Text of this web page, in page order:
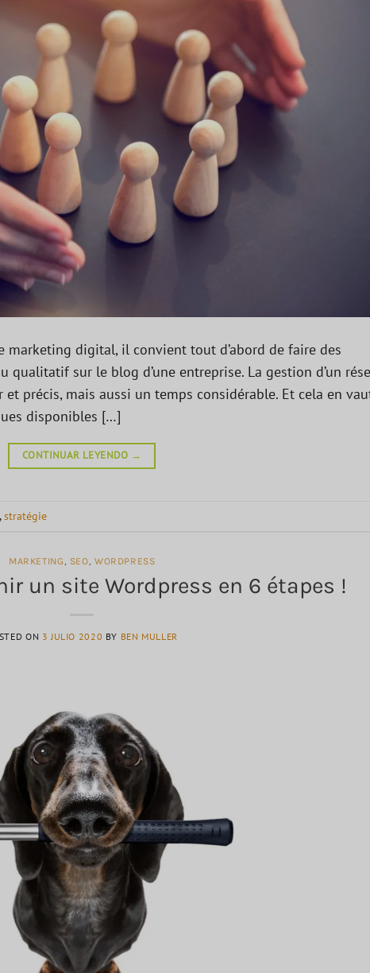
marketing digital, il convient tout d’abord de faire des
qualitatif sur le blog d’une entreprise. La gestion d’un
précis, mais aussi un temps considérable. Et cela en
disponibles […]
CONTINUAR LEYENDO →
,stratégie
MARKETING, SEO, WORDPRESS
un site Wordpress en 6 étapes !
ON 3 JULIO 2020 BY BEN MULLER